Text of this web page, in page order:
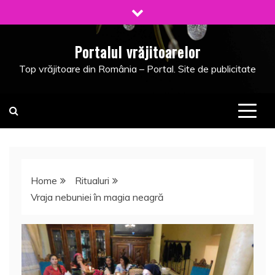
to
Portalul vrăjitoarelor
Top vrăjitoare din România – Portal. Site de publicitate
Home
Ritualuri
Vraja nebuniei în magia neagră